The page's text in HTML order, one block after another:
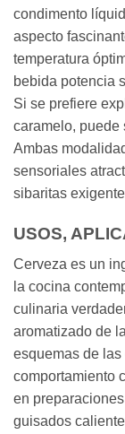
condimento
aspecto
temperatura
bebida potencia
Si se prefiere
caramelo, puede
Ambas
sensoriales
sibaritas
USOS,
Cerveza es un
la cocina
culinaria
aromatizado de
esquemas de
comportamiento
en
guisados